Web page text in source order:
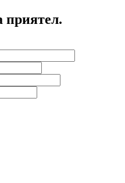
приятел.